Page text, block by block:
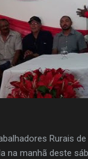
Rurais
manhã deste